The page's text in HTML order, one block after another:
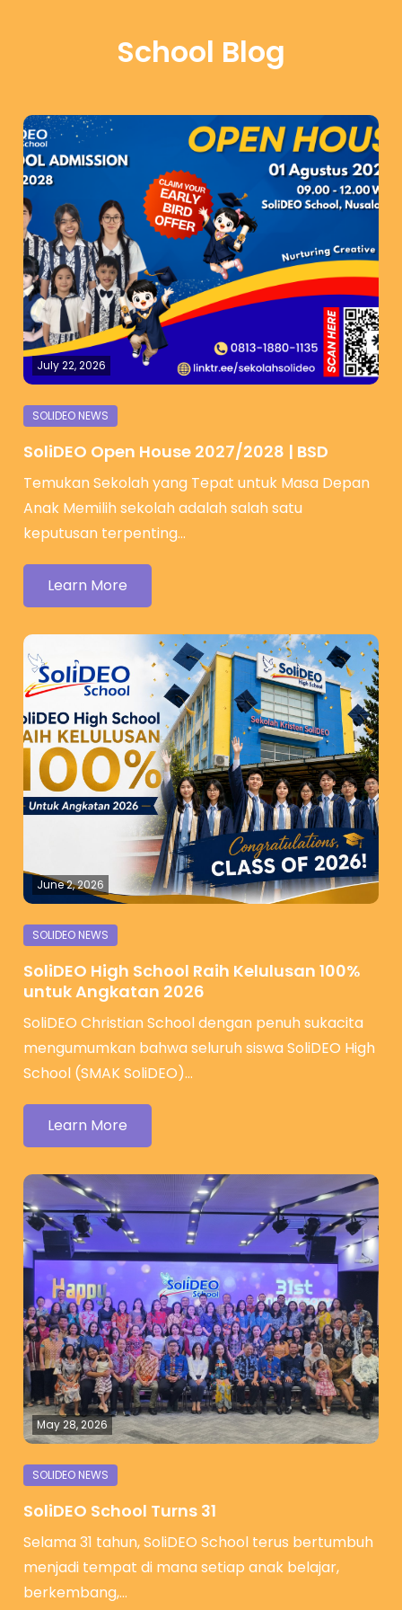
School Blog
July 22, 2026
SoliDEO Open House 2027/2028 | BSD
Temukan Sekolah yang Tepat untuk Masa Depan
Anak Memilih sekolah adalah salah satu
keputusan terpenting…
Learn More
June 2, 2026
SoliDEO High School Raih Kelulusan 100%
untuk Angkatan 2026
SoliDEO Christian School dengan penuh sukacita
mengumumkan bahwa seluruh siswa SoliDEO High
School (SMAK SoliDEO)…
Learn More
May 28, 2026
SoliDEO School Turns 31
Selama 31 tahun, SoliDEO School terus bertumbuh
menjadi tempat di mana setiap anak belajar,
berkembang,…